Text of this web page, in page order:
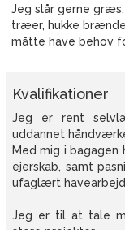
Jeg slår gerne
træer, hukke
måtte have behov
Kvalifikationer
Jeg er rent
uddannet
Med mig i bagagen
ejerskab, samt
ufaglært
Jeg er til at tale